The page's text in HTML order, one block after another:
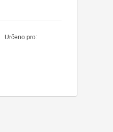
Určeno pro: